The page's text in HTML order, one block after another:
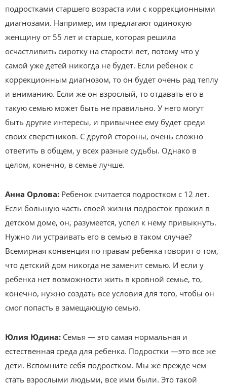
подростками старшего возраста или с коррекционными
диагнозами. Например, им предлагают одинокую
женщину от 55 лет и старше, которая решила
осчастливить сиротку на старости лет, потому что у
самой уже детей никогда не будет. Если ребенок с
коррекционным диагнозом, то он будет очень рад теплу
и вниманию. Если же он взрослый, то отдавать его в
такую семью может быть не правильно. У него могут
быть другие интересы, и привычнее ему будет среди
своих сверстников. С другой стороны, очень сложно
ответить в общем, у всех разные судьбы. Однако в
целом, конечно, в семье лучше.
Анна Орлова: Ребенок считается подростком с 12 лет.
Если большую часть своей жизни подросток прожил в
детском доме, он, разумеется, успел к нему привыкнуть.
Нужно ли устраивать его в семью в таком случае?
Всемирная конвенция по правам ребенка говорит о том,
что детский дом никогда не заменит семью. И если у
ребенка нет возможности жить в кровной семье, то,
конечно, нужно создать все условия для того, чтобы он
смог попасть в замещающую семью.
Юлия Юдина: Семья — это самая нормальная и
естественная среда для ребенка. Подростки —это все же
дети. Вспомните себя подростком. Мы же прежде чем
стать взрослыми людьми, все ими были. Это такой